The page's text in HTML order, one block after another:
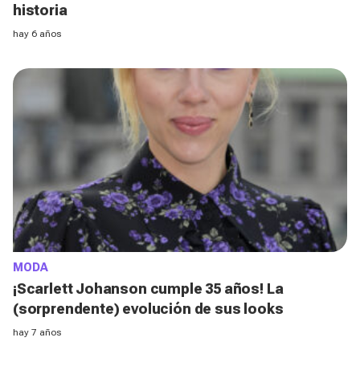
historia
hay 6 años
MODA
¡Scarlett Johanson cumple 35 años! La
(sorprendente) evolución de sus looks
hay 7 años